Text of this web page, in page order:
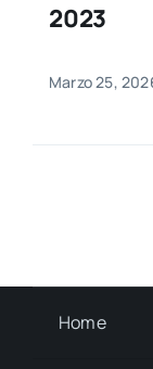
2023
Marzo 25,
Home